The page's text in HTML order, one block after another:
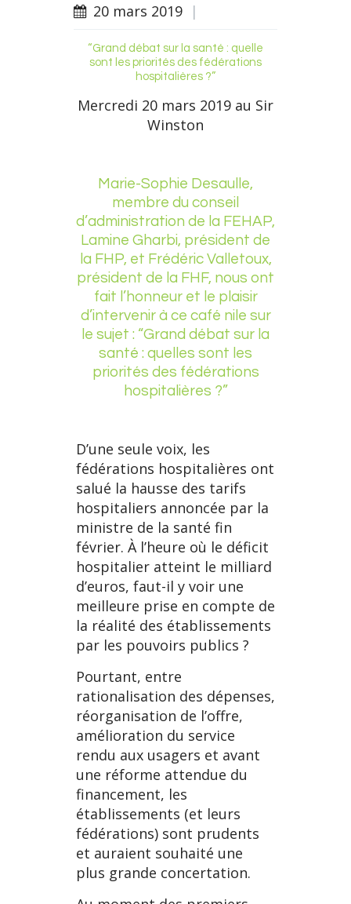
20 mars 2019 |
“Grand débat sur la santé : quelle
sont les priorités des fédérations
hospitalières ?”
Mercredi 20 mars 2019 au Sir
Winston
Marie-Sophie Desaulle,
membre du conseil
d’administration de la FEHAP,
Lamine Gharbi, président de
la FHP, et Frédéric Valletoux,
président de la FHF, nous ont
fait l’honneur et le plaisir
d’intervenir à ce café nile sur
le sujet : “Grand débat sur la
santé : quelles sont les
priorités des fédérations
hospitalières ?”
D’une seule voix, les
fédérations hospitalières ont
salué la hausse des tarifs
hospitaliers annoncée par la
ministre de la santé fin
février. À l’heure où le déficit
hospitalier atteint le milliard
d’euros, faut-il y voir une
meilleure prise en compte de
la réalité des établissements
par les pouvoirs publics ?
Pourtant, entre
rationalisation des dépenses,
réorganisation de l’offre,
amélioration du service
rendu aux usagers et avant
une réforme attendue du
financement, les
établissements (et leurs
fédérations) sont prudents
et auraient souhaité une
plus grande concertation.